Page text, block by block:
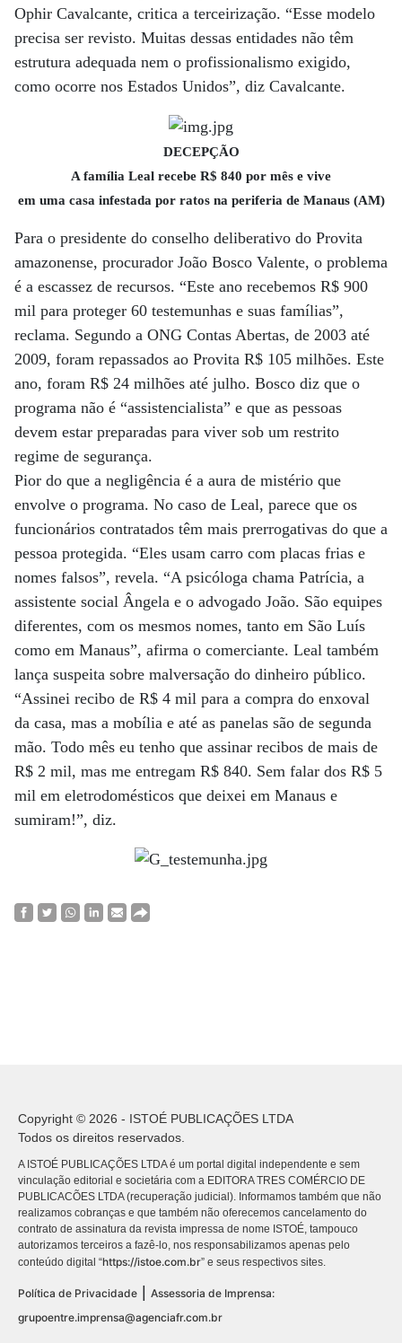
Ophir Cavalcante, critica a terceirização. “Esse modelo
precisa ser revisto. Muitas dessas entidades não têm
estrutura adequada nem o profissionalismo exigido,
como ocorre nos Estados Unidos”, diz Cavalcante.
DECEPÇÃO
A família Leal recebe R$ 840 por mês e vive
em uma casa infestada por ratos na periferia de Manaus (AM)
Para o presidente do conselho deliberativo do Provita
amazonense, procurador João Bosco Valente, o problema
é a escassez de recursos. “Este ano recebemos R$ 900
mil para proteger 60 testemunhas e suas famílias”,
reclama. Segundo a ONG Contas Abertas, de 2003 até
2009, foram repassados ao Provita R$ 105 milhões. Este
ano, foram R$ 24 milhões até julho. Bosco diz que o
programa não é “assistencialista” e que as pessoas
devem estar preparadas para viver sob um restrito
regime de segurança.
Pior do que a negligência é a aura de mistério que
envolve o programa. No caso de Leal, parece que os
funcionários contratados têm mais prerrogativas do que a
pessoa protegida. “Eles usam carro com placas frias e
nomes falsos”, revela. “A psicóloga chama Patrícia, a
assistente social Ângela e o advogado João. São equipes
diferentes, com os mesmos nomes, tanto em São Luís
como em Manaus”, afirma o comerciante. Leal também
lança suspeita sobre malversação do dinheiro público.
“Assinei recibo de R$ 4 mil para a compra do enxoval
da casa, mas a mobília e até as panelas são de segunda
mão. Todo mês eu tenho que assinar recibos de mais de
R$ 2 mil, mas me entregam R$ 840. Sem falar dos R$ 5
mil em eletrodomésticos que deixei em Manaus e
sumiram!”, diz.
Copyright © 2026 - ISTOÉ PUBLICAÇÕES LTDA
Todos os direitos reservados.
A ISTOÉ PUBLICAÇÕES LTDA é um portal digital independente e sem
vinculação editorial e societária com a EDITORA TRES COMÉRCIO DE
PUBLICACÕES LTDA (recuperação judicial). Informamos também que não
realizamos cobranças e que também não oferecemos cancelamento do
contrato de assinatura da revista impressa de nome ISTOÉ, tampouco
autorizamos terceiros a fazê-lo, nos responsabilizamos apenas pelo
conteúdo digital “https://istoe.com.br” e seus respectivos sites.
Política de Privacidade
Assessoria de Imprensa:
grupoentre.imprensa@agenciafr.com.br